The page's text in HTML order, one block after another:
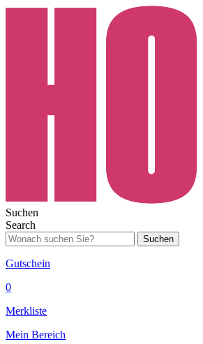
Suchen
Search
Suchen
Gutschein
0
Merkliste
Mein Bereich